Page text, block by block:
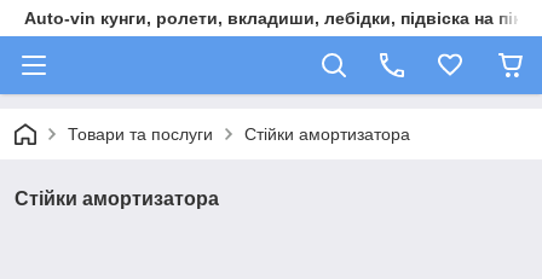
Auto-vin кунги, ролети, вкладиши, лебідки, підвіска на пікап
Товари та послуги Стійки амортизатора
Стійки амортизатора